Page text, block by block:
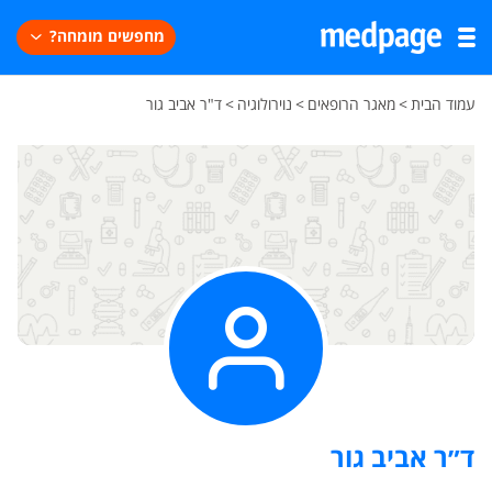
מחפשים מומחה?
עמוד הבית>מאגר הרופאים > נוירולוגיה >ד"ר אביב גור
ד״ר אביב גור